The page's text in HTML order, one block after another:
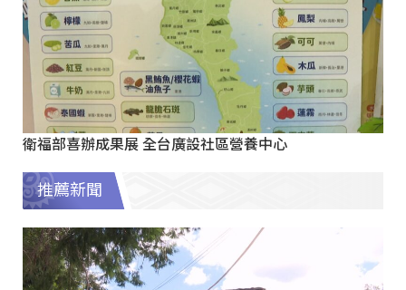
衛福部喜辦成果展 全台廣設社區營養中心
推薦新聞